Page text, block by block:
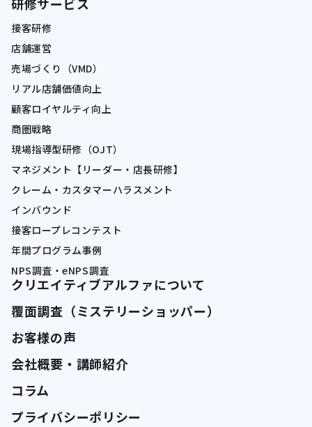
研修サービス
接客研修
店舗運営
売場づくり（VMD）
リアル店舗価値向上
顧客ロイヤルティ向上
商圏戦略
現場指導型研修（OJT）
マネジメント【リーダー・店長研修】
クレーム・カスタマーハラスメント
インバウンド
接客ロープレコンテスト
年間プログラム事例
NPS調査・eNPS調査
クリエイティブアルファについて
覆面調査（ミステリーショッパー）
お客様の声
会社概要・講師紹介
コラム
プライバシーポリシー